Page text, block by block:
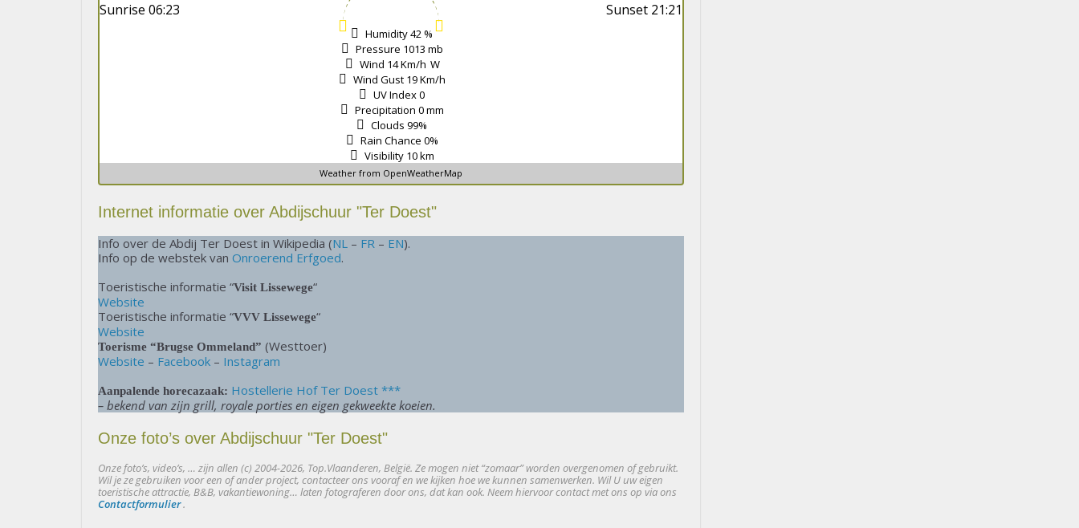
Sunrise 06:23 Sunset 21:21
Humidity42 %
Pressure 1013 mb
Wind 14 Km/h W
Wind Gust 19 Km/h
UV Index0
Precipitation 0 mm
Clouds 99%
Rain Chance 0%
Visibility 10 km
Weather from OpenWeatherMap
Internet informatie over Abdijschuur "Ter Doest"
Info over de Abdij Ter Doest in Wikipedia (NL – FR – EN).
Info op de webstek van Onroerend Erfgoed.
Toeristische informatie “Visit Lissewege“
Website
Toeristische informatie “VVV Lissewege“
Website
Toerisme “Brugse Ommeland” (Westtoer)
Website – Facebook – Instagram
Aanpalende horecazaak: Hostellerie Hof Ter Doest ***
– bekend van zijn grill, royale porties en eigen gekweekte koeien.
Onze foto’s over Abdijschuur "Ter Doest"
Onze foto’s, video’s, … zijn allen (c) 2004-2026, Top.Vlaanderen, België. Ze mogen niet “zomaar” worden overgenomen of gebruikt.
Wil je ze gebruiken voor een of ander project, contacteer ons vooraf en we kijken hoe we kunnen samenwerken. Wil U uw eigen
toeristische attractie, B&B, vakantiewoning… laten fotograferen door ons, dat kan ook. Neem hiervoor contact met ons op via ons
Contactformulier.